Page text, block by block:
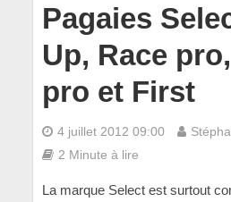
Pagaies
Up, Race
pro et First
4 juillet 2012 09:00
2 Minute à lire
La marque Select est surtout